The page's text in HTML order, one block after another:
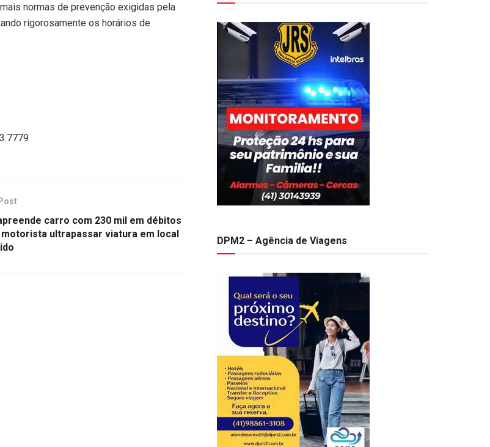
normas de prevenção exigidas pela
rigorosamente os horários de
carro com 230 mil em débitos
motorista ultrapassar viatura em local
DPM2 – Agência de Viagens